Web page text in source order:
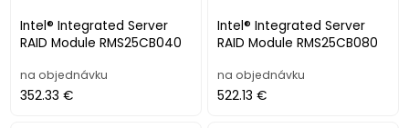
Intel® Integrated Server
RAID Module RMS25CB040
na objednávku
352.33 €
Intel® Integrated Server
RAID Module RMS25CB080
na objednávku
522.13 €